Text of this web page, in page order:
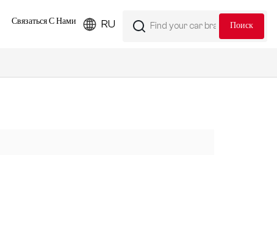
RU
Связаться С Нами